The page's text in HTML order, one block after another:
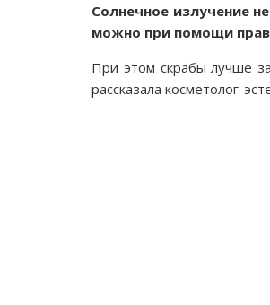
Солнечное излучение
можно при помощи
При этом скрабы лучше
рассказала косметолог-